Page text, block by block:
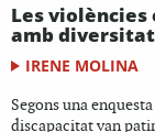
Les
amb
IRENE MOLINA
Segons una
discapacitat van